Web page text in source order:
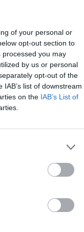
of your personal or
opt-out section to
you may
by us or personal
opt-out of the
list of downstream
on the IAB’s List of